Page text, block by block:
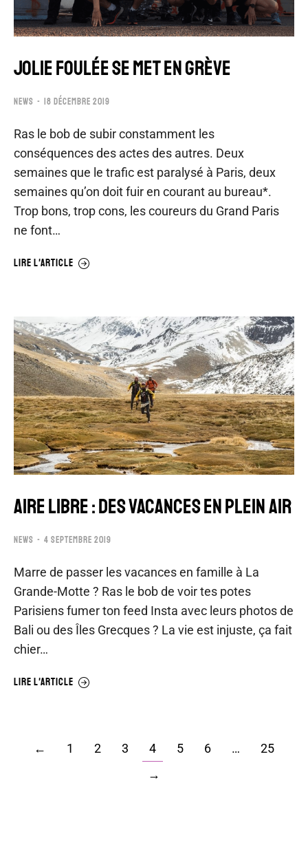
JOLIE FOULÉE SE MET EN GRÈVE
NEWS 18 DÉCEMBRE 2019
Ras le bob de subir constamment les
conséquences des actes des autres. Deux
semaines que le trafic est paralysé à Paris, deux
semaines qu’on doit fuir en courant au bureau*.
Trop bons, trop cons, les coureurs du Grand Paris
ne font…
LIRE L'ARTICLE
AIRE LIBRE : DES VACANCES EN PLEIN AIR
NEWS 4 SEPTEMBRE 2019
Marre de passer les vacances en famille à La
Grande-Motte ? Ras le bob de voir tes potes
Parisiens fumer ton feed Insta avec leurs photos de
Bali ou des Îles Grecques ? La vie est injuste, ça fait
chier…
LIRE L'ARTICLE
← 1 2 3 4 5 6 …
25
→